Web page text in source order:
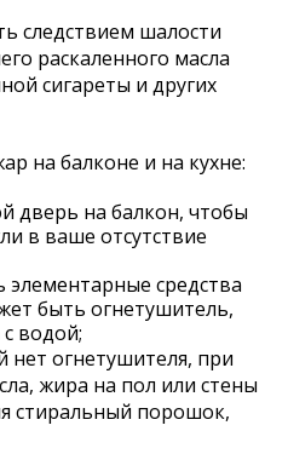
следствием шалости
раскаленного масла
сигареты и других
на балконе и на кухне:
дверь на балкон, чтобы
в ваше отсутствие
средства
быть огнетушитель,
водой;
нет огнетушителя, при
жира на пол или стены
стиральный порошок,